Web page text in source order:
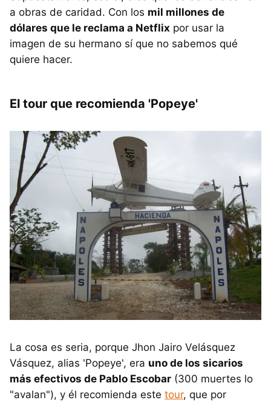
a obras de caridad. Con los mil millones de
dólares que le reclama a Netflix por usar la
imagen de su hermano sí que no sabemos qué
quiere hacer.
El tour que recomienda 'Popeye'
La cosa es seria, porque Jhon Jairo Velásquez
Vásquez, alias 'Popeye', era uno de los sicarios
más efectivos de Pablo Escobar (300 muertes lo
"avalan"), y él recomienda este tour, que por